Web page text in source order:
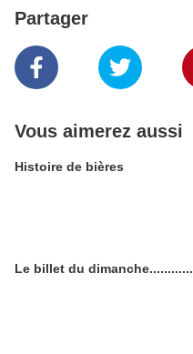
Partager
Vous aimerez aussi
Histoire de bières
Le billet du dimanche............